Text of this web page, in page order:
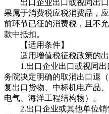
出口企业出口或视同出口
果属于消费税应税消费品，
前环节已征的消费税，且不
款中抵扣。
【适用条件】
适用增值税征税政策的出
1.出口企业出口或视同出
务院决定明确的取消出口退
复出口货物、中标机电产品
电气、海洋工程结构物）。
2.出口企业或其他单位销